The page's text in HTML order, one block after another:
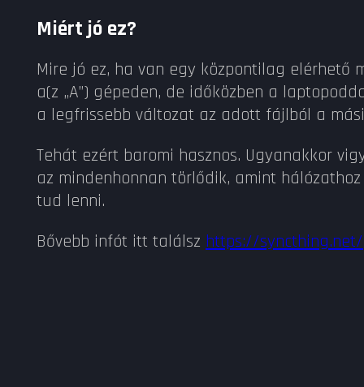
Miért jó ez?
Mire jó ez, ha van egy központilag elérhető
a(z „A”) gépeden, de időközben a
a legfrissebb változat az adott fájlból a
Tehát ezért baromi hasznos. Ugyanakkor
az mindenhonnan törlődik, amint
tud lenni.
Bővebb infót itt találsz https://syncthing.net/